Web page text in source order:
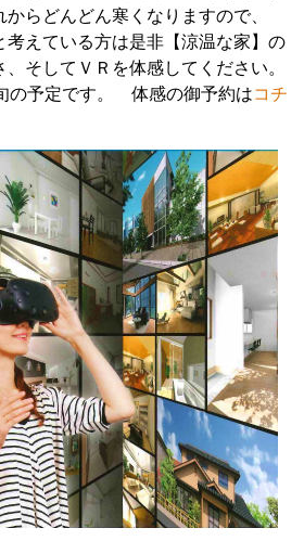
らどんどん寒くなりますので、
考えている方は是非【涼温な家】の
そしてＶＲを体感してください。
の予定です。 体感の御予約はコチ